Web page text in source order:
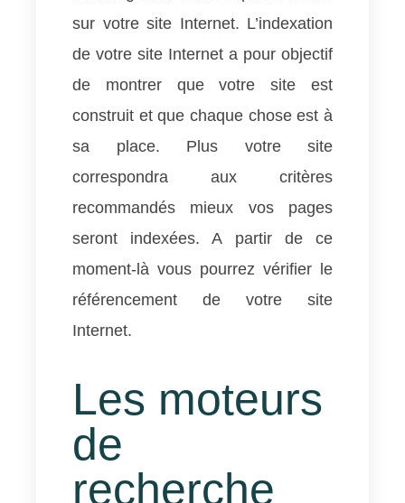
sur votre site Internet. L’indexation
de votre site Internet a pour objectif
de montrer que votre site est
construit et que chaque chose est à
sa place. Plus votre site
correspondra aux critères
recommandés mieux vos pages
seront indexées. A partir de ce
moment-là vous pourrez vérifier le
référencement de votre site
Internet.
Les moteurs
de
recherche